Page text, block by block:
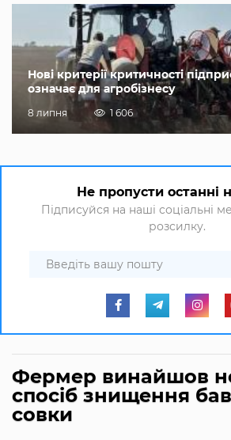
Нові критерії критичності
означає для агробізнесу
8 липня 1 606
Не пропусти останні
Підписуйся на наші соціальні
розсилку.
Фермер винайшов
спосіб знищення
совки